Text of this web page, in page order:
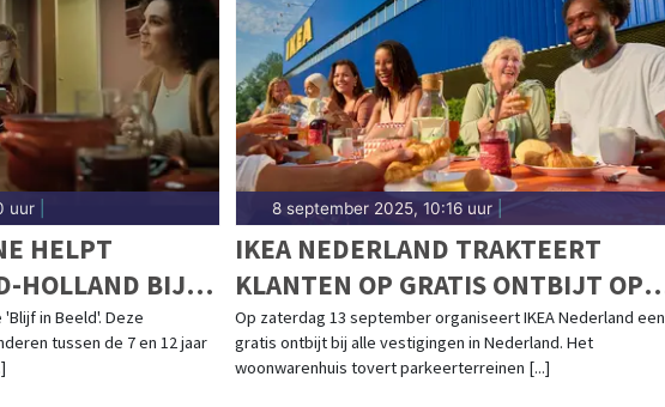
uur
HELPT
HOLLAND BIJ
VAN HUN
in Beeld'. Deze
tussen de 7 en 12 jaar
8 september 2025, 10:16 uur|
IKEA NEDERLAND TRAKTEERT
KLANTEN OP GRATIS ONTBIJT OP
ZATERDAG 13 SEPTEMBER
Op zaterdag 13 september organiseert IKEA Nederland een
gratis ontbijt bij alle vestigingen in Nederland. Het
woonwarenhuis tovert parkeerterreinen [...]